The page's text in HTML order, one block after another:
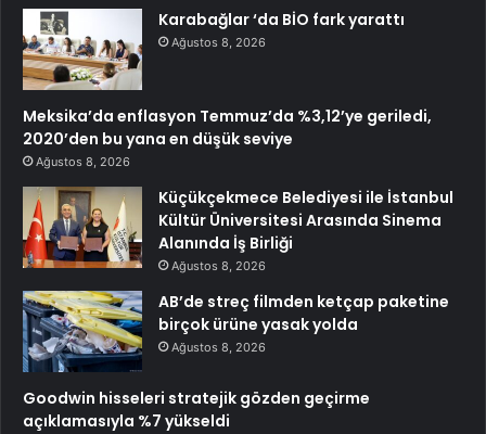
Karabağlar ‘da BİO fark yarattı
Ağustos 8, 2026
Meksika’da enflasyon Temmuz’da %3,12’ye geriledi,
2020’den bu yana en düşük seviye
Ağustos 8, 2026
Küçükçekmece Belediyesi ile İstanbul
Kültür Üniversitesi Arasında Sinema
Alanında İş Birliği
Ağustos 8, 2026
AB’de streç filmden ketçap paketine
birçok ürüne yasak yolda
Ağustos 8, 2026
Goodwin hisseleri stratejik gözden geçirme
açıklamasıyla %7 yükseldi